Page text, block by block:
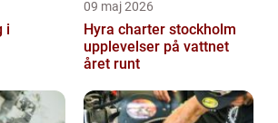
i
09 maj 2026
Hyra charter stockholm
upplevelser på vattnet
året runt